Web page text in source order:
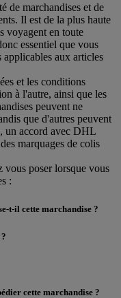
de marchandises et de
Il est de la plus haute
voyagent en toute
essentiel que vous
applicables aux articles
et les conditions
à l'autre, ainsi que les
peuvent ne
que d'autres peuvent
un accord avec DHL
marquages de colis
vous poser lorsque vous
:
t-il cette marchandise ?
cette marchandise ?